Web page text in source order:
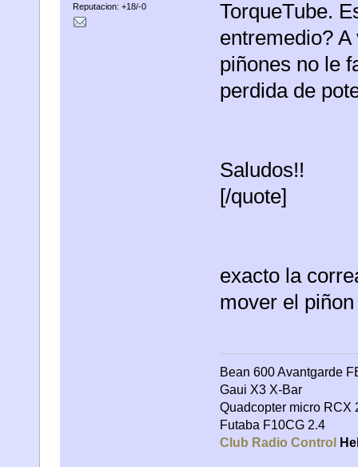
Reputacion: +18/-0
TorqueTube.
entremedio?
piñones no le
perdida de
Saludos!!
[/quote]
exacto la
mover el
Bean 600 Avantgarde
Gaui X3 X-Bar
Quadcopter micro RCX
Futaba F10CG 2.4
Club Radio Control